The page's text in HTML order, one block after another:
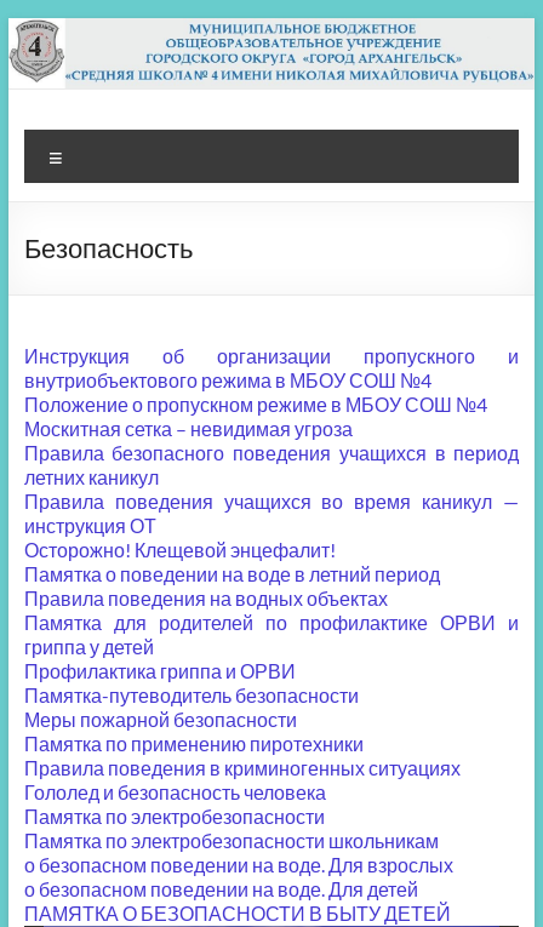
Перейти
к
содержимому
МБОУ СШ 4
Архангельск
Безопасность
Инструкция об организации пропускного и
внутриобъектового режима в МБОУ СОШ №4
Положение о пропускном режиме в МБОУ СОШ №4
Москитная сетка – невидимая угроза
Правила безопасного поведения учащихся в период
летних каникул
Правила поведения учащихся во время каникул —
инструкция ОТ
Осторожно! Клещевой энцефалит!
Памятка о поведении на воде в летний период
Правила поведения на водных объектах
Памятка для родителей по профилактике ОРВИ и
гриппа у детей
Профилактика гриппа и ОРВИ
Памятка-путеводитель безопасности
Меры пожарной безопасности
Памятка по применению пиротехники
Правила поведения в криминогенных ситуациях
Гололед и безопасность человека
Памятка по электробезопасности
Памятка по электробезопасности школьникам
о безопасном поведении на воде. Для взрослых
о безопасном поведении на воде. Для детей
ПАМЯТКА О БЕЗОПАСНОСТИ В БЫТУ ДЕТЕЙ